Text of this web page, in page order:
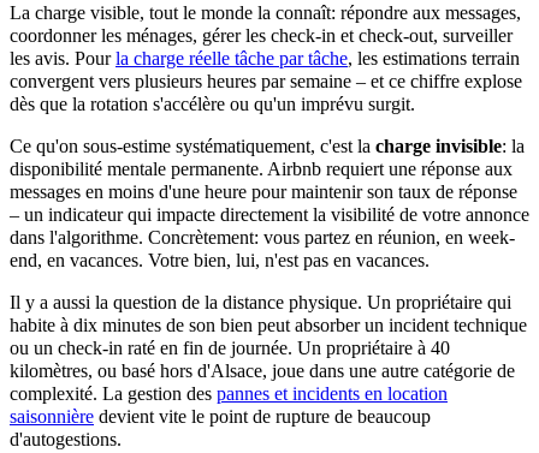
La charge visible, tout le monde la connaît: répondre aux messages,
coordonner les ménages, gérer les check-in et check-out, surveiller
les avis. Pourla charge réelle tâche par tâche, les estimations terrain
convergent vers plusieurs heures par semaine – et ce chiffre explose
dès que la rotation s'accélère ou qu'un imprévu surgit.
Ce qu'on sous-estime systématiquement, c'est la charge invisible: la
disponibilité mentale permanente. Airbnb requiert une réponse aux
messages en moins d'une heure pour maintenir son taux de réponse
– un indicateur qui impacte directement la visibilité de votre annonce
dans l'algorithme. Concrètement: vous partez en réunion, en week-
end, en vacances. Votre bien, lui, n'est pas en vacances.
Il y a aussi la question de la distance physique. Un propriétaire qui
habite à dix minutes de son bien peut absorber un incident technique
ou un check-in raté en fin de journée. Un propriétaire à 40
kilomètres, ou basé hors d'Alsace, joue dans une autre catégorie de
complexité. La gestion des pannes et incidents en location
saisonnière devient vite le point de rupture de beaucoup
d'autogestions.